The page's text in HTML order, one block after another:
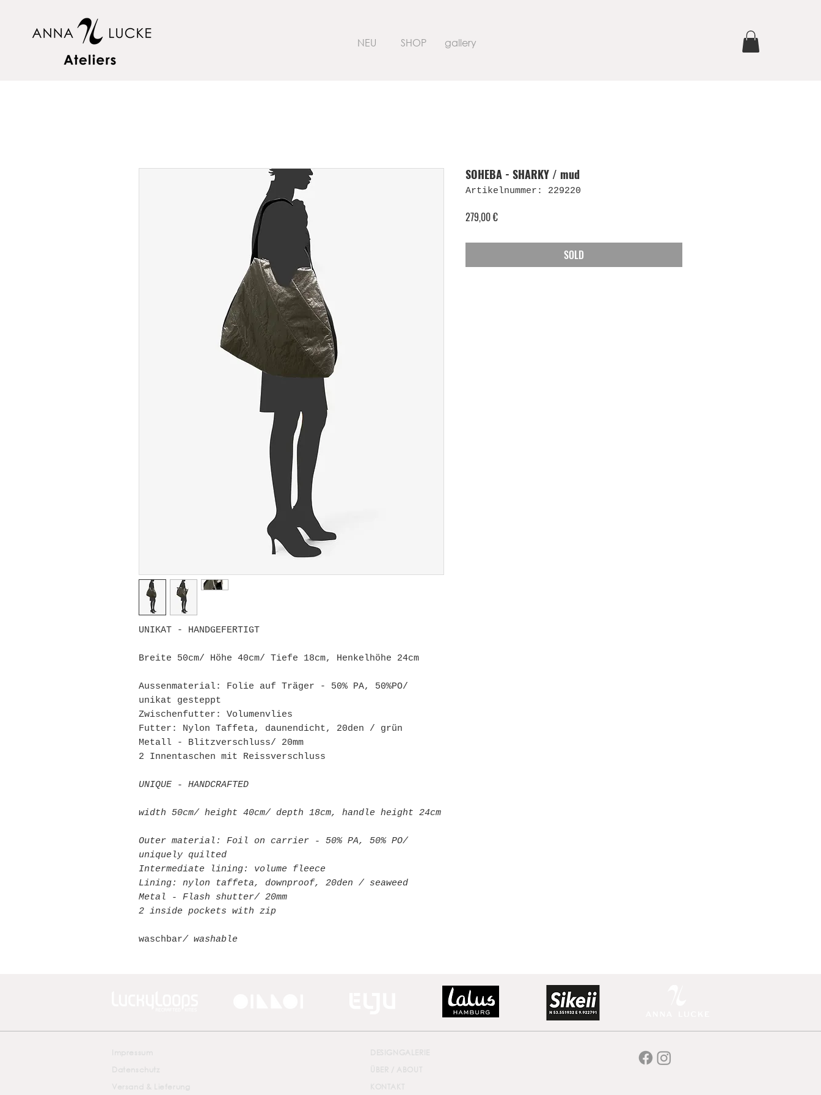
NEU SHOP gallery
UNIKAT - HANDGEFERTIGT
Breite 50cm/ Höhe 40cm/ Tiefe 18cm, Henkelhöhe 24cm
Aussenmaterial: Folie auf Träger - 50% PA, 50%PO/
unikat gesteppt
Zwischenfutter: Volumenvlies
Futter: Nylon Taffeta, daunendicht, 20den / grün
Metall - Blitzverschluss/ 20mm
2 Innentaschen mit Reissverschluss
UNIQUE - HANDCRAFTED
width 50cm/ height 40cm/ depth 18cm, handle height 24cm
Outer material: Foil on carrier - 50% PA, 50% PO/
uniquely quilted
Intermediate lining: volume fleece
Lining: nylon taffeta, downproof, 20den / seaweed
Metal - Flash shutter/ 20mm
2 inside pockets with zip
waschbar/ washable
SOHEBA - SHARKY / mud
Artikelnummer: 229220
279,00 €Preis
SOLD